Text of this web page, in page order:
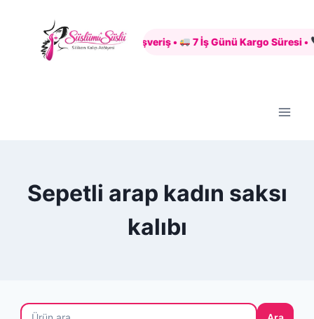
content
Güvenli Alışveriş • 7 İş Günü Kargo Süresi •
Sepetli arap kadın saksı
kalıbı